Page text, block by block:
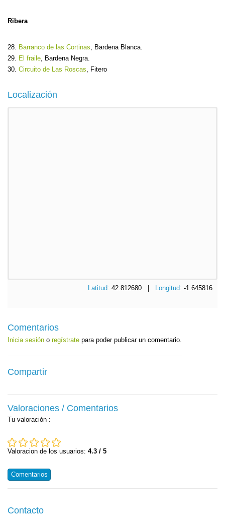
Ribera
28. Barranco de las Cortinas, Bardena Blanca.
29. El fraile, Bardena Negra.
30. Circuito de Las Roscas, Fitero
Localización
Latitud: 42.812680 | Longitud: -1.645816
Comentarios
Inicia sesión o regístrate para poder publicar un comentario.
Compartir
Valoraciones / Comentarios
Tu valoración :
Valoracion de los usuarios: 4.3 / 5
Comentarios
Contacto